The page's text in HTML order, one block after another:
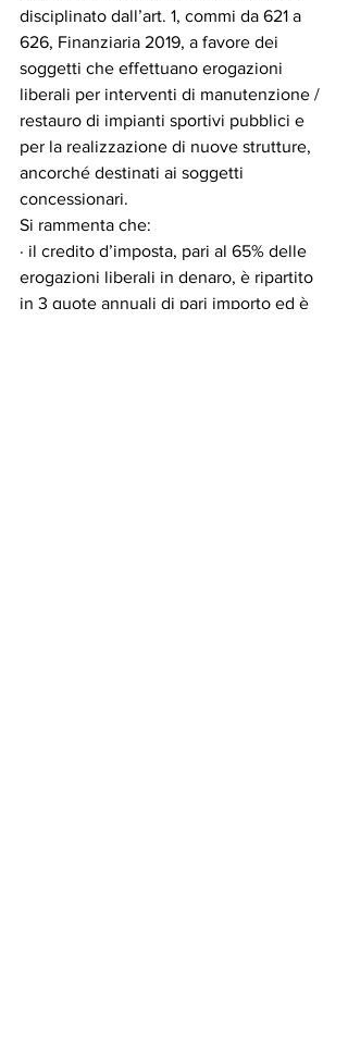
disciplinato dall’art. 1, commi da 621 a
626, Finanziaria 2019, a favore dei
soggetti che effettuano erogazioni
liberali per interventi di manutenzione /
restauro di impianti sportivi pubblici e
per la realizzazione di nuove strutture,
ancorché destinati ai soggetti
concessionari.
Si rammenta che:
· il credito d’imposta, pari al 65% delle
erogazioni liberali in denaro, è ripartito
in 3 quote annuali di pari importo ed è